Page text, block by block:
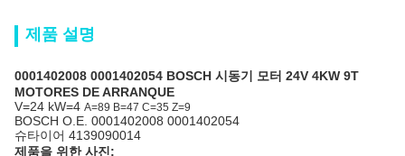
제품 설명
0001402008 0001402054 BOSCH 시동기 모터 24V 4KW 9T
MOTORES DE ARRANQUE
V=24 kW=4 A=89 B=47 C=35 Z=9
BOSCH O.E. 0001402008 0001402054
슈타이어 4139090014
제품을 위한 사진: